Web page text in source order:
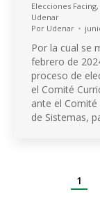
Elecciones Facing,
Udenar
Por Udenar
Por la cual se
febrero de
proceso de
el Comité
ante el Comité
de Sistemas,
1